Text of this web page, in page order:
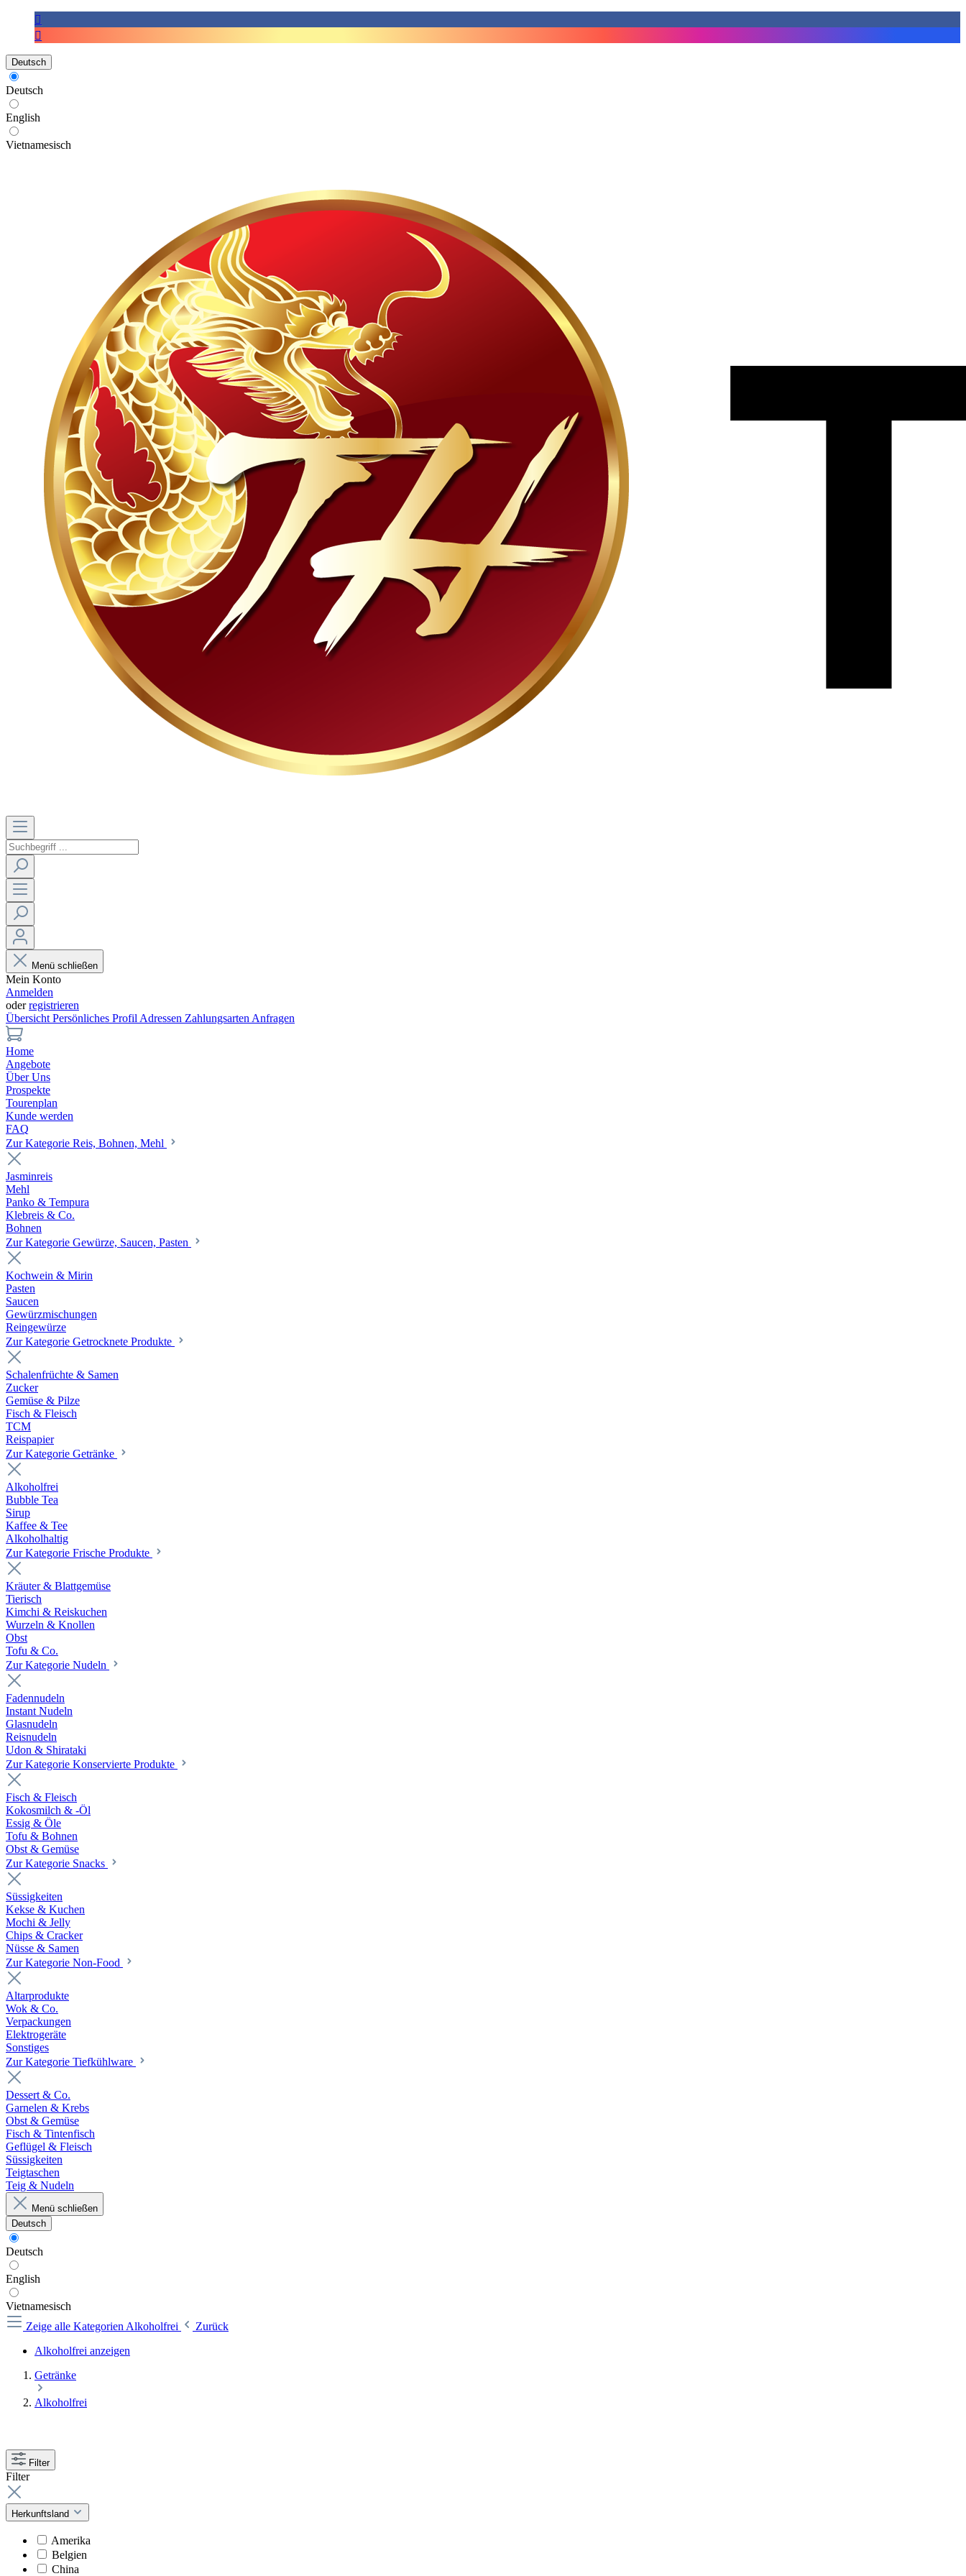
Deutsch
Deutsch
English
Vietnamesisch
Menü schließen
Mein Konto
Anmelden
oderregistrieren
Übersicht Persönliches Profil Adressen Zahlungsarten Anfragen
Home
Angebote
Über Uns
Prospekte
Tourenplan
Kunde werden
FAQ
Zur Kategorie Reis, Bohnen, Mehl
Jasminreis
Mehl
Panko & Tempura
Klebreis & Co.
Bohnen
Zur Kategorie Gewürze, Saucen, Pasten
Kochwein & Mirin
Pasten
Saucen
Gewürzmischungen
Reingewürze
Zur Kategorie Getrocknete Produkte
Schalenfrüchte & Samen
Zucker
Gemüse & Pilze
Fisch & Fleisch
TCM
Reispapier
Zur Kategorie Getränke
Alkoholfrei
Bubble Tea
Sirup
Kaffee & Tee
Alkoholhaltig
Zur Kategorie Frische Produkte
Kräuter & Blattgemüse
Tierisch
Kimchi & Reiskuchen
Wurzeln & Knollen
Obst
Tofu & Co.
Zur Kategorie Nudeln
Fadennudeln
Instant Nudeln
Glasnudeln
Reisnudeln
Udon & Shirataki
Zur Kategorie Konservierte Produkte
Fisch & Fleisch
Kokosmilch & -Öl
Essig & Öle
Tofu & Bohnen
Obst & Gemüse
Zur Kategorie Snacks
Süssigkeiten
Kekse & Kuchen
Mochi & Jelly
Chips & Cracker
Nüsse & Samen
Zur Kategorie Non-Food
Altarprodukte
Wok & Co.
Verpackungen
Elektrogeräte
Sonstiges
Zur Kategorie Tiefkühlware
Dessert & Co.
Garnelen & Krebs
Obst & Gemüse
Fisch & Tintenfisch
Geflügel & Fleisch
Süssigkeiten
Teigtaschen
Teig & Nudeln
Menü schließen
Deutsch
Deutsch
English
Vietnamesisch
Zeige alle Kategorien Alkoholfrei
Zurück
Alkoholfrei anzeigen
Getränke
Alkoholfrei
Filter
Filter
Herkunftsland
Amerika
Belgien
China